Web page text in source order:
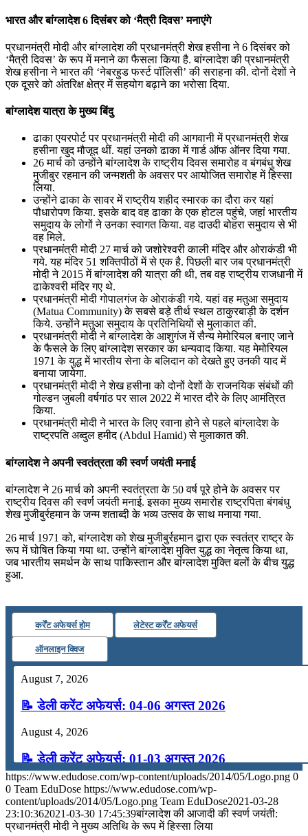
भारत और बांग्लादेश 6 दिसंबर को ‘मैत्री दिवस’ मनाएंगे
प्रधानमंत्री मोदी और बांग्लादेश की प्रधानमंत्री शेख हसीना ने 6 दिसंबर को
‘मैत्री दिवस’ के रूप में मनाने का फैसला किया है. बांग्लादेश की प्रधानमंत्री
शेख हसीना ने भारत की ‘नेबरहुड फर्स्ट पॉलिसी’ की सराहना की. दोनों देशों ने
एक दूसरे को अंतरिक्ष क्षेत्र में सहयोग बढ़ाने का भरोसा दिया.
बांग्लादेश यात्रा के मुख्य बिंदु
ढाका एयरपोर्ट पर प्रधानमंत्री मोदी की आगवानी में प्रधानमंत्री शेख
हसीना खुद मौजूद थीं. यहां उनको ढाका में गार्ड ऑफ ऑनर दिया गया.
26 मार्च को उन्होंने बांग्लादेश के राष्ट्रीय दिवस समारोह व बंगबंधु शेख
मुजीबुर रहमान की जन्मशती के अवसर पर आयोजित समारोह में हिस्सा
लिया.
उन्होंने ढाका के सावर में राष्ट्रीय शहीद स्मारक का दौरा कर यहां
पौधारोपण किया. इसके बाद वह ढाका के एक होटल पहुंचे, जहां भारतीय
समुदाय के लोगों ने उनका स्वागत किया. वह दाउदी बोहरा समुदाय से भी
वह मिले.
प्रधानमंत्री मोदी 27 मार्च को जशोरेश्वरी काली मंदिर और ओराकंडी भी
गये. यह मंदिर 51 शक्तिपीठों में से एक है. पिछली बार जब प्रधानमंत्री
मोदी ने 2015 में बांग्लादेश की यात्रा की थी, तब वह राष्ट्रीय राजधानी में
ढाकेश्वरी मंदिर गए थे.
प्रधानमंत्री मोदी गोपालगंज के ओराकंडी गये. यहां वह मतुआ समुदाय
(Matua Community) के सबसे बड़े तीर्थ स्थल ठाकुरबाड़ी के दर्शन
किये. उन्होंने मतुआ समुदाय के प्रतिनिधियों से मुलाकात की.
प्रधानमंत्री मोदी ने बांग्लादेश के आशुगंज में सैन्य मेमोरियल बनाए जाने
के फैसले के लिए बांग्लादेश सरकार का धन्यवाद किया. यह मेमोरियल
1971 के युद्ध में भारतीय सेना के बलिदान को देखते हुए उनकी याद में
बनाया जायेगा.
प्रधानमंत्री मोदी ने शेख हसीना को दोनों देशों के राजनयिक संबंधों की
गोल्डन जुबली वर्षगांठ पर साल 2022 में भारत दौरे के लिए आमंत्रित
किया.
प्रधानमंत्री मोदी ने भारत के लिए रवाना होने से पहले बांग्लादेश के
राष्ट्रपति अब्दुल हमीद (Abdul Hamid) से मुलाकात की.
बांग्लादेश ने अपनी स्वतंत्रता की स्वर्ण जयंती मनाई
बांग्लादेश ने 26 मार्च को अपनी स्वतंत्रता के 50 वर्ष पूरे होने के अवसर पर
राष्ट्रीय दिवस की स्वर्ण जयंती मनाई. इसका मुख्य समारोह राष्ट्रपिता बंगबंधु
शेख मुजीबुर्रहमान के जन्म शताब्दी के भव्य उत्सव के साथ मनाया गया.
26 मार्च 1971 को, बांग्लादेश को शेख मुजीबुर्रहमान द्वारा एक स्वतंत्र राष्ट्र के
रूप में घोषित किया गया था. उन्होंने बांग्लादेश मुक्ति युद्ध का नेतृत्व किया था,
जब भारतीय समर्थन के साथ पाकिस्तान और बांग्लादेश मुक्ति बलों के बीच युद्ध
हुआ.
कर्रेंट अफेयर्स होम लेटेस्ट कर्रेंट अफेयर्स
ऑनलाइन क्विज
August 7, 2026
📝 डेली करेंट अफेयर्स: 04-06 अगस्त 2026
August 4, 2026
📝 डेली करेंट अफेयर्स: 01-03 अगस्त 2026
July 31, 2026
📝 डेली करेंट अफेयर्स: 28-31 जुलाई 2026
https://www.edudose.com/wp-content/uploads/2014/05/Logo.png 0
0 Team EduDose https://www.edudose.com/wp-
content/uploads/2014/05/Logo.png Team EduDose2021-03-28
23:10:362021-03-30 17:45:39बांग्लादेश की आजादी की स्वर्ण जयंती:
प्रधानमंत्री मोदी ने मुख्य अतिथि के रूप में हिस्सा लिया